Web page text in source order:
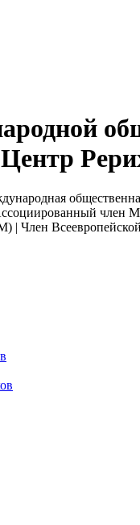
член
| Член